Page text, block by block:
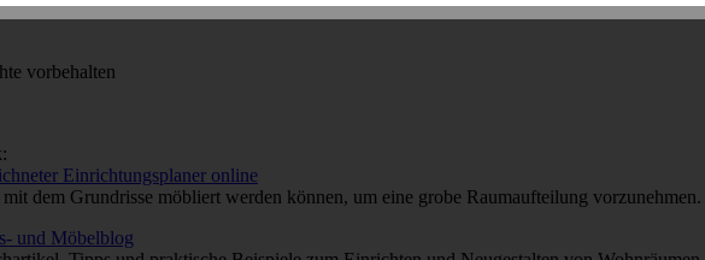
vorbehalten
mit dem Grundrisse möbliert werden können, um eine grobe Raumaufteilung vorzunehmen.